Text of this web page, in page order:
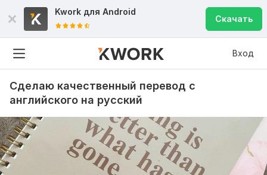
Kwork для Android
Скачать
Вход
Сделаю качественный перевод с
английского на русский